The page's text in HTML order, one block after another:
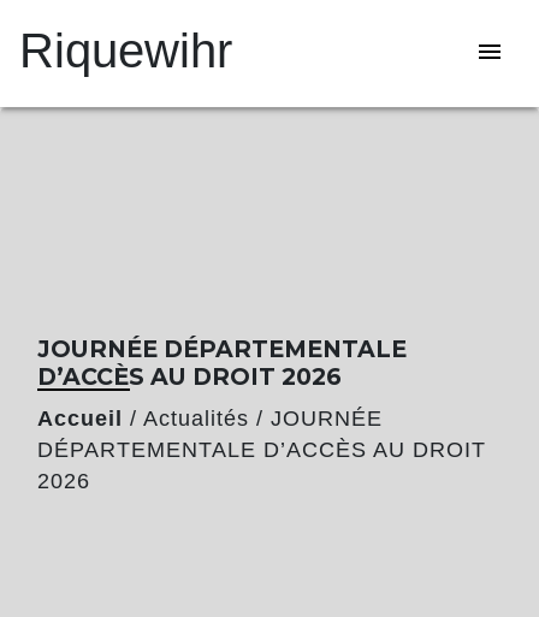
Riquewihr menu
JOURNÉE DÉPARTEMENTALE
D’ACCÈS AU DROIT 2026
Accueil / Actualités / JOURNÉE
DÉPARTEMENTALE D’ACCÈS AU DROIT
2026